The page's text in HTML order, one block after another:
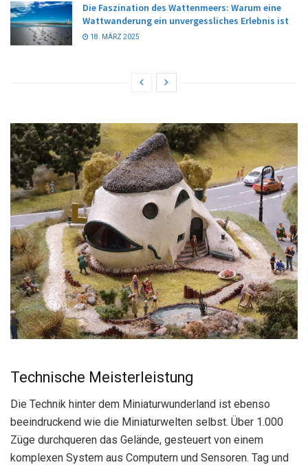
Die Faszination des Wattenmeers: Warum eine
Wattwanderung ein unvergessliches Erlebnis ist
18. MÄRZ 2025
Technische Meisterleistung
Die Technik hinter dem Miniaturwunderland ist ebenso
beeindruckend wie die Miniaturwelten selbst. Über 1.000
Züge durchqueren das Gelände, gesteuert von einem
komplexen System aus Computern und Sensoren. Tag und